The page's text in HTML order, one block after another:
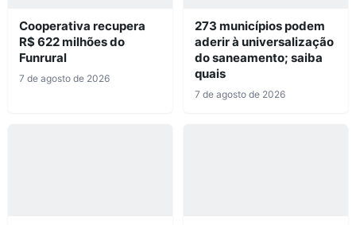
Cooperativa recupera
R$ 622 milhões do
Funrural
7 de agosto de 2026
273 municípios podem
aderir à universalização
do saneamento; saiba
quais
7 de agosto de 2026